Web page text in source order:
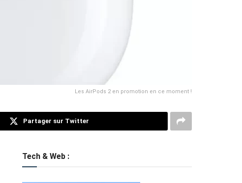
Les AirPods 2 en promotion en ce moment !
Partager sur Twitter
Tech & Web :